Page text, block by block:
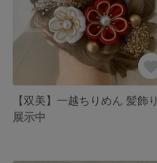
展示中